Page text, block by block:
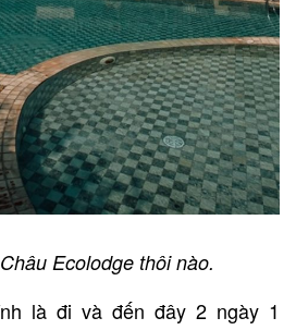
Ecolodge thôi nào.
là đi và đến đây 2 ngày 1